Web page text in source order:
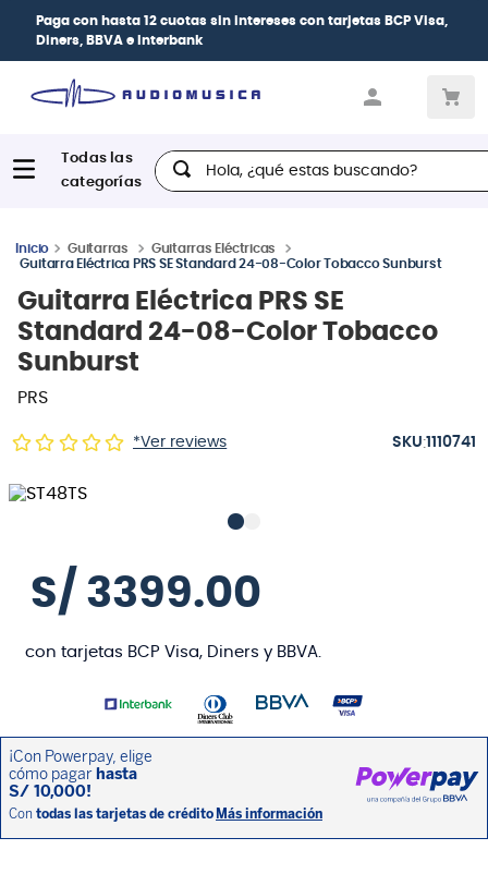
cuotas sin intereses con tarjetas BCP Visa,
Hola, ¿qué estas buscando?
Guitarras
Guitarras Eléctricas
Guitarra Eléctrica PRS SE Standard 24-08-Color Tobacco Sunburst
Guitarra Eléctrica PRS SE
Standard 24-08-Color Tobacco
Sunburst
PRS
*Ver reviews :1110741
S/ 3399.00
con tarjetas BCP Visa, Diners y BBVA.